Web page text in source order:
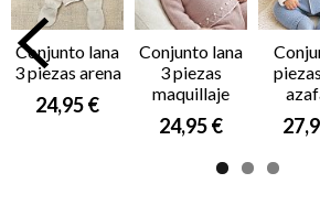
Conjunto lana
3 piezas arena
24,95 €
Conjunto lana
3 piezas
maquillaje
24,95 €